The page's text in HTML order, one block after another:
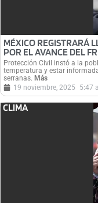
MÉXICO REGISTRARÁ
POR EL AVANCE DEL
Protección Civil instó a la
temperatura y estar
serranas. Más
19 noviembre, 2025
5:47
CLIMA